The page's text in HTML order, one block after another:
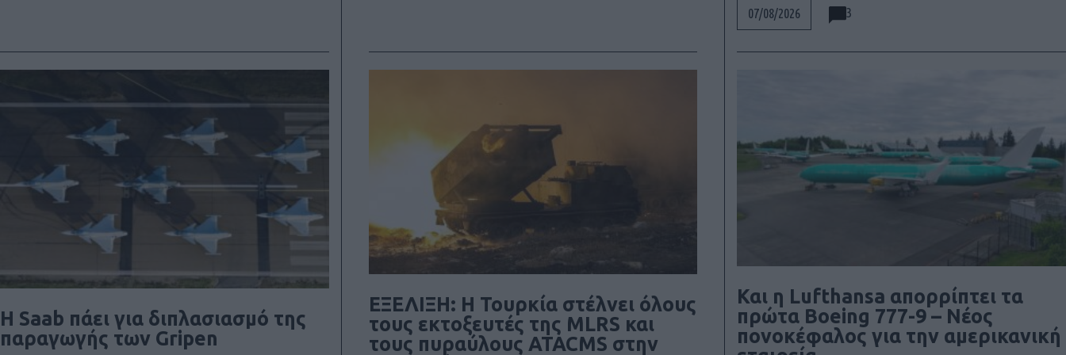
07/08/2026 3
H Saab πάει για διπλασιασμό της
παραγωγής των Gripen
ΕΞΕΛΙΞΗ: H Τουρκία στέλνει όλους
τους εκτοξευτές της MLRS και
τους πυραύλους ATACMS στην
Και η Lufthansa απορρίπτει τα
πρώτα Boeing 777-9 – Νέος
πονοκέφαλος για την αμερικανική